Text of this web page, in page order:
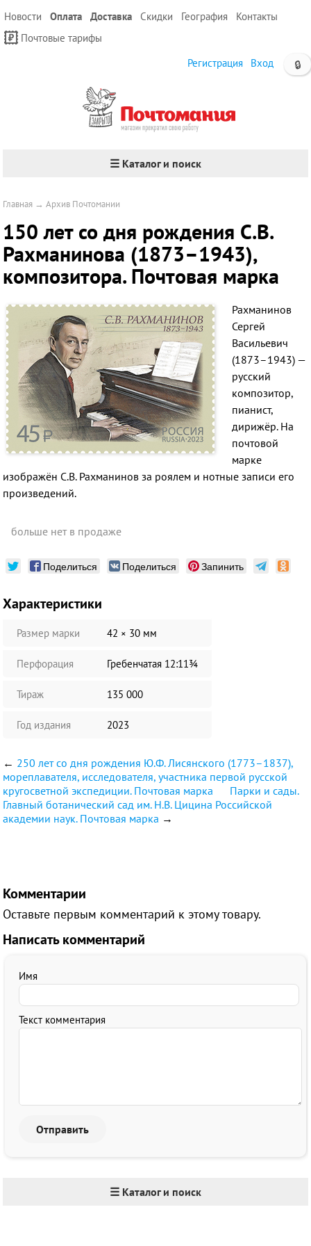
Новости Оплата Доставка Скидки География
Контакты
Почтовые тарифы
🔒
Регистрация Вход
☰ Каталог и поиск
Главная →Архив Почтомании
150 лет со дня рождения С.В.
Рахманинова (1873–1943),
композитора. Почтовая марка
Рахманинов
Сергей
Васильевич
(1873–1943) —
русский
композитор,
пианист,
дирижёр. На
почтовой
марке
изображён С.В. Рахманинов за роялем и нотные записи его
произведений.
больше нет в продаже
Поделиться Поделиться Запинить
Характеристики
Размер марки 42 × 30 мм
Перфорация Гребенчатая 12:11¾
Тираж 135 000
Год издания 2023
← 250 лет со дня рождения Ю.Ф. Лисянского (1773–1837),
мореплавателя, исследователя, участника первой русской
кругосветной экспедиции. Почтовая марка
Парки и сады.
Главный ботанический сад им. Н.В. Цицина Российской
академии наук. Почтовая марка →
Комментарии
Оставьте первым комментарий к этому товару.
Написать комментарий
Имя
Текст комментария
☰ Каталог и поиск